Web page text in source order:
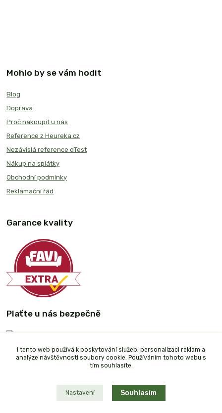
Mohlo by se vám hodit
Blog
Doprava
Proč nakoupit u nás
Reference z Heureka.cz
Nezávislá reference dTest
Nákup na splátky
Obchodní podmínky
Reklamační řád
Garance kvality
Plaťte u nás bezpečně
I tento web používá k poskytování služeb, personalizaci reklam a
analýze návštěvnosti soubory cookie. Používáním tohoto webu s
tím souhlasíte.
Nastavení Souhlasím